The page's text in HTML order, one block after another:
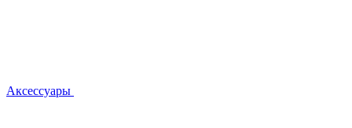
Аксессуары